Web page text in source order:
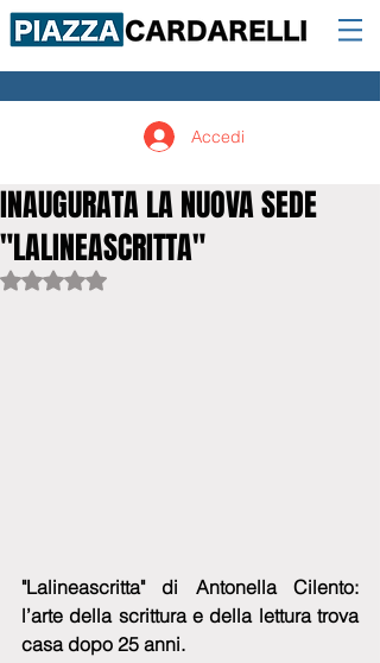
Accedi
INAUGURATA LA NUOVA SEDE
"LALINEASCRITTA"
Valutazione NaN stelle su 5.
"Lalineascritta" di Antonella Cilento:
l’arte della scrittura e della lettura trova
casa dopo 25 anni.